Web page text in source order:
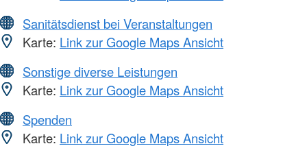
Sanitätsdienst bei Veranstaltungen
Karte: Link zur Google Maps Ansicht
Sonstige diverse Leistungen
Karte: Link zur Google Maps Ansicht
Spenden
Karte: Link zur Google Maps Ansicht